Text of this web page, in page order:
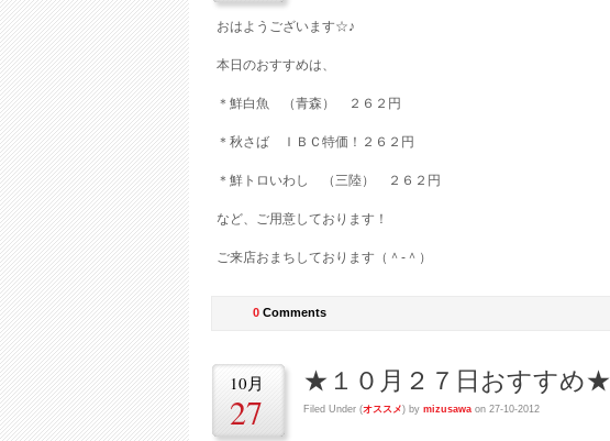
おはようございます☆♪
本日のおすすめは、
＊鮮白魚 （青森） ２６２円
＊秋さば ＩＢＣ特価！２６２円
＊鮮トロいわし （三陸） ２６２円
など、ご用意しております！
ご来店おまちしております（＾-＾）
0 Comments
10月
27
★１０月２７日おすすめ★
Filed Under (オススメ) by mizusawa on 27-10-2012